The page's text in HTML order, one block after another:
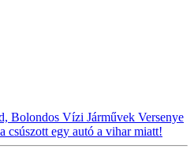
Bolondos Vízi Járművek Versenye
csúszott egy autó a vihar miatt!